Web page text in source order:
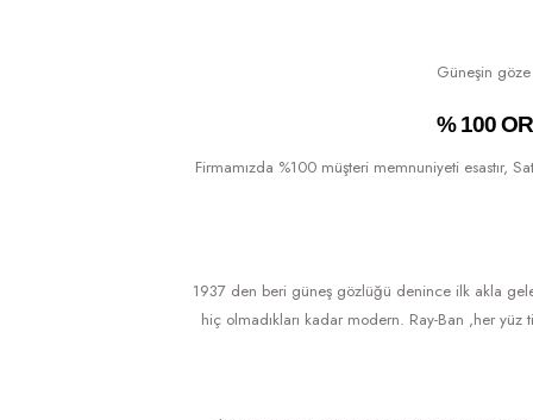
Güneşin göze
% 100
Firmamızda %100 müşteri memnuniyeti esastır,
1937 den beri güneş gözlüğü denince ilk akla
hiç olmadıkları kadar modern. Ray-Ban ,her